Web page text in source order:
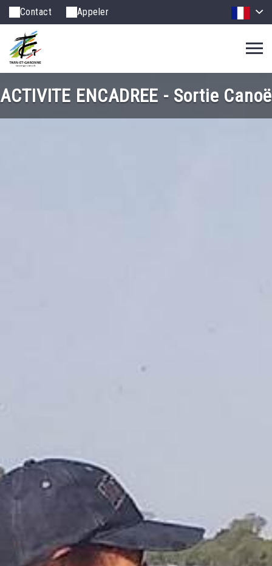
Contact Appeler
ACTIVITE ENCADREE - Sortie Canoë